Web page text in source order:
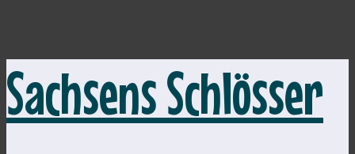
Inhalt
springen
Sachsens Schlösser